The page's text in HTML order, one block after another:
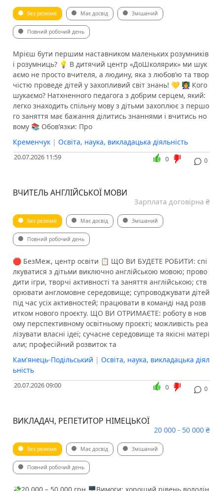
Без резюме Має досвід Змішаний
Повний робочий день
Мрієш бути першим наставником маленьких розумників
і розумниць? 💡 В дитячий центр «ДоШколярик» ми шук
аємо не просто вчителя, а людину, яка з любов’ю та твор
чістю проведе дітей у захопливий світ знань! 💛 👩‍🏫 Кого
шукаємо? Натхненного педагога з добрим серцем, який:
легко знаходить спільну мову з дітьми захоплює з першо
го заняття має бажання ділитись знаннями і вчитись но
вому 📚 Обов’язки: Про
Кременчук | Освіта, наука, викладацька діяльність
20.07.2026 11:59 0
0
ВЧИТЕЛЬ АНГЛІЙСЬКОЇ МОВИ
Зарплата договірна ₴
Без резюме Має досвід Змішаний
Повний робочий день
🛑 БезМеж, центр освіти 📋 ЩО ВИ БУДЕТЕ РОБИТИ: спі
лкуватися з дітьми виключно англійською мовою; прово
дити ігри, творчі активності та заняття англійською; ств
орювати англомовне середовище; супроводжувати дітей
під час усіх активностей; працювати в команді над розв
итком нового проєкту. ЩО ВИ ОТРИМАЄТЕ: роботу в нов
ому перспективному освітньому проєкті; можливість реа
лізувати власні ідеї; сучасне середовище та якісні матері
али; професійний розвиток та
Кам'янець-Подільський | Освіта, наука, викладацька діял
ьність
20.07.2026 09:00 0
0
ВИКЛАДАЧ, РЕПЕТИТОР НІМЕЦЬКОЇ
20 000 - 50 000 ₴
Без резюме Має досвід Змішаний
Повний робочий день